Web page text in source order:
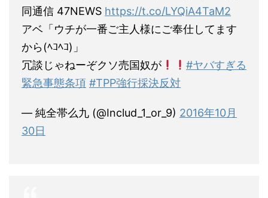
同通信 47NEWS https://t.co/LYQiA4TaM2
アベ「ウチが一番ご主人様にご奉仕してます
から(ﾍｺﾍｺ)」
冗談じゃねーぞクソ売国奴が
#ヤバすぎる
緊急事態条項 #TPP強行採決反対
— 純全帯么九 (@Includ_1_or_9) 2016年10月
30日